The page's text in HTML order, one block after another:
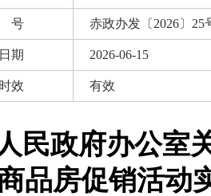
赤政办发〔2026〕25
期 2026-06-15
效 有效
民政府办公室
品房促销活动